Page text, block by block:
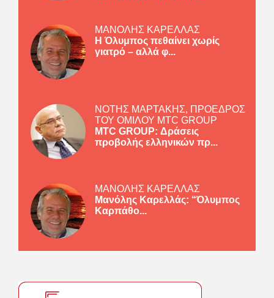
ΜΑΝΟΛΗΣ ΚΑΡΕΛΛΑΣ
Η Όλυμπος πεθαίνει χωρίς
γιατρό – αλλά φ...
ΝΟΤΗΣ ΜΑΡΤΑΚΗΣ, ΠΡΟΕΔΡΟΣ
ΤΟΥ ΟΜΙΛΟΥ MTC GROUP
MTC GROUP: Δράσεις
προβολής ελληνικών πρ...
ΜΑΝΟΛΗΣ ΚΑΡΕΛΛΑΣ
Μανόλης Καρελλάς: “Όλυμπος
Καρπάθο...